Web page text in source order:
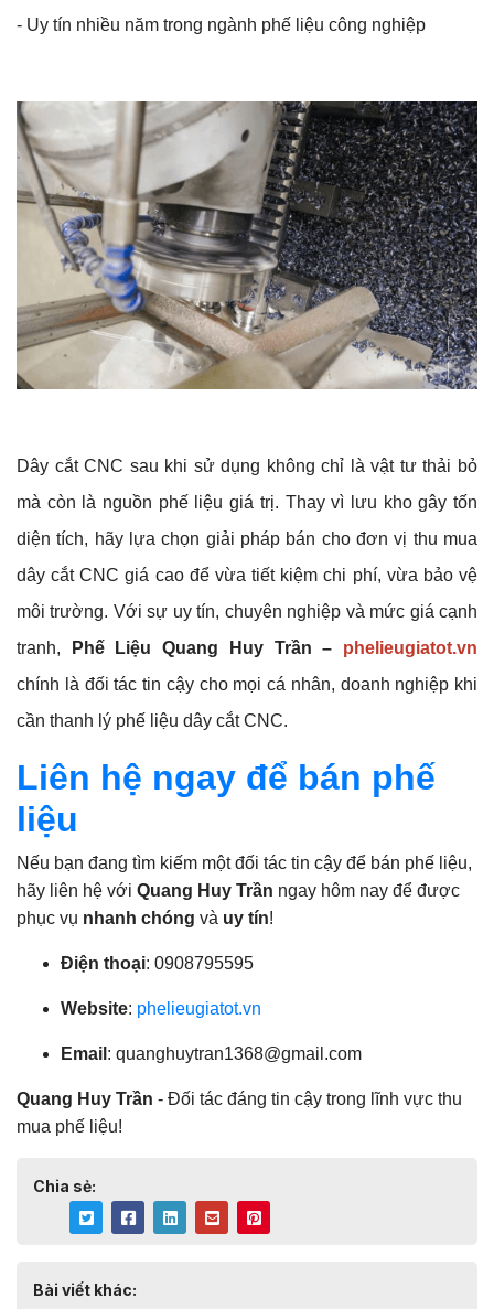
- Uy tín nhiều năm trong ngành phế liệu công nghiệp
Dây cắt CNC sau khi sử dụng không chỉ là vật tư thải bỏ
mà còn là nguồn phế liệu giá trị. Thay vì lưu kho gây tốn
diện tích, hãy lựa chọn giải pháp bán cho đơn vị thu mua
dây cắt CNC giá cao để vừa tiết kiệm chi phí, vừa bảo vệ
môi trường. Với sự uy tín, chuyên nghiệp và mức giá cạnh
tranh,
Phế Liệu Quang Huy Trần –
phelieugiatot.vn
chính là đối tác tin cậy cho mọi cá nhân, doanh nghiệp khi
cần thanh lý phế liệu dây cắt CNC.
Liên hệ ngay để bán phế
liệu
Nếu bạn đang tìm kiếm một đối tác tin cậy để bán phế liệu,
hãy liên hệ với Quang Huy Trần ngay hôm nay để được
phục vụ nhanh chóng và uy tín!
Điện thoại: 0908795595
Website: phelieugiatot.vn
Email : quanghuytran1368@gmail.com
Quang Huy Trần - Đối tác đáng tin cậy trong lĩnh vực thu
mua phế liệu!
Chia sẻ:
Bài viết khác: